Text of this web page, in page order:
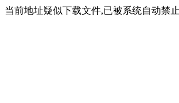
当前地址疑似下载文件,已被系统自动禁